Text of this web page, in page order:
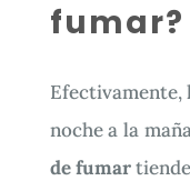
fumar?
Efectivamente,
noche a la
de fumar